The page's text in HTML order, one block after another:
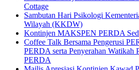
Cottage
Sambutan Hari Psikologi
Wilayah (KKDW)
Kontinjen MAKSPEN PERDA
Coffee Talk Bersama Pengerusi
PERDA serta Penyerahan Watikah
PERDA